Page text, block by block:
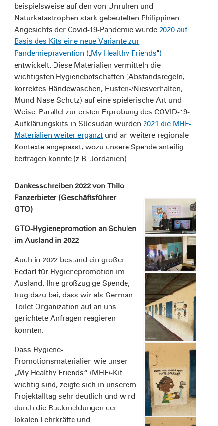
beispielsweise auf den von Unruhen und
Naturkatastrophen stark gebeutelten Philippinen.
Angesichts der Covid-19-Pandemie wurde2020 auf
Basis des Kits eine neue Variante zur
Pandemieprävention („My Healthy Friends“)
entwickelt. Diese Materialien vermitteln die
wichtigsten Hygienebotschaften (Abstandsregeln,
korrektes Händewaschen, Husten-/Niesverhalten,
Mund-Nase-Schutz) auf eine spielerische Art und
Weise. Parallel zur ersten Erprobung des COVID-19-
Aufklärungskits in Südsudan wurden2021 die MHF-
Materialien weiter ergänzt und an weitere regionale
Kontexte angepasst, wozu unsere Spende anteilig
beitragen konnte (z.B. Jordanien).
Dankesschreiben 2022 von Thilo
Panzerbieter (Geschäftsführer
GTO)
GTO-Hygienepromotion an Schulen
im Ausland in 2022
Auch in 2022 bestand ein großer
Bedarf für Hygienepromotion im
Ausland. Ihre großzügige Spende,
trug dazu bei, dass wir als German
Toilet Organization auf an uns
gerichtete Anfragen reagieren
konnten.
Dass Hygiene-
Promotionsmaterialien wie unser
„My Healthy Friends“ (MHF)-Kit
wichtig sind, zeigte sich in unserem
Projektalltag sehr deutlich und wird
durch die Rückmeldungen der
lokalen Lehrkräfte und